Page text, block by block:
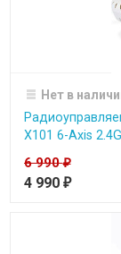
Нет в
X101 6-Axis
6 990₽
4 990 ₽